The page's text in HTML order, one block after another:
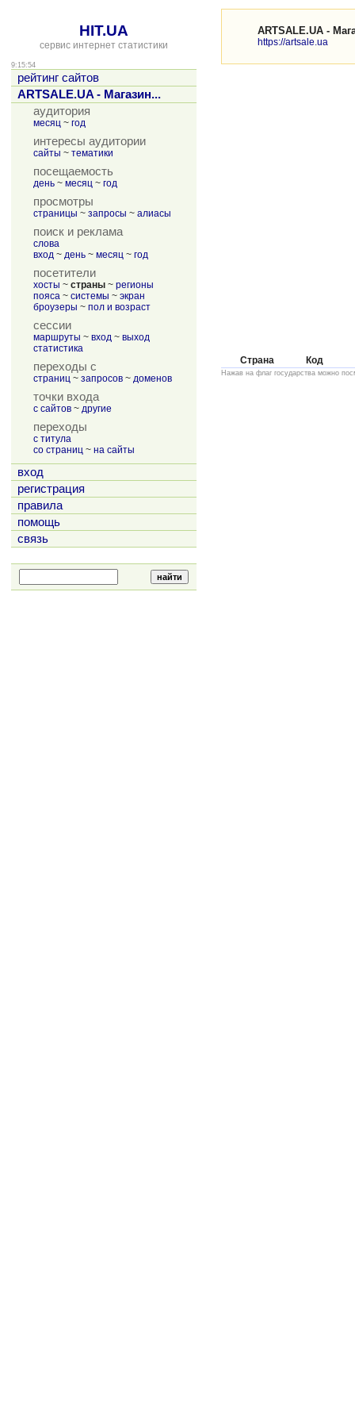
HIT.UA
сервис интернет статистики
9:15:54
рейтинг сайтов
ARTSALE.UA - Магазин...
аудитория
месяц ~ год
интересы аудитории
сайты ~ тематики
посещаемость
день ~ месяц ~ год
просмотры
страницы ~ запросы ~ алиасы
поиск и реклама
слова
вход ~ день ~ месяц ~ год
посетители
хосты ~ страны ~ регионы
пояса ~ системы ~ экран
броузеры ~ пол и возраст
сессии
маршруты ~ вход ~ выход
статистика
переходы с
страниц ~ запросов ~ доменов
точки входа
с сайтов ~ другие
переходы
с титула
со страниц ~ на сайты
вход
регистрация
правила
помощь
связь
ARTSALE.UA -
https://artsale.ua
Страна Код
Нажав на флаг государства можно